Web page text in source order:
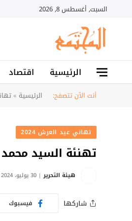
السبت, أغسطس 8, 2026
الرئيسية اقتصاد
أنت الآن تتصفح: الرئيسية »
تهاني عيد العرش 2024
تهنئة السيد
هيئة التحرير 30 يوليو، 2024 | 01:41
شاركها فيسبوك